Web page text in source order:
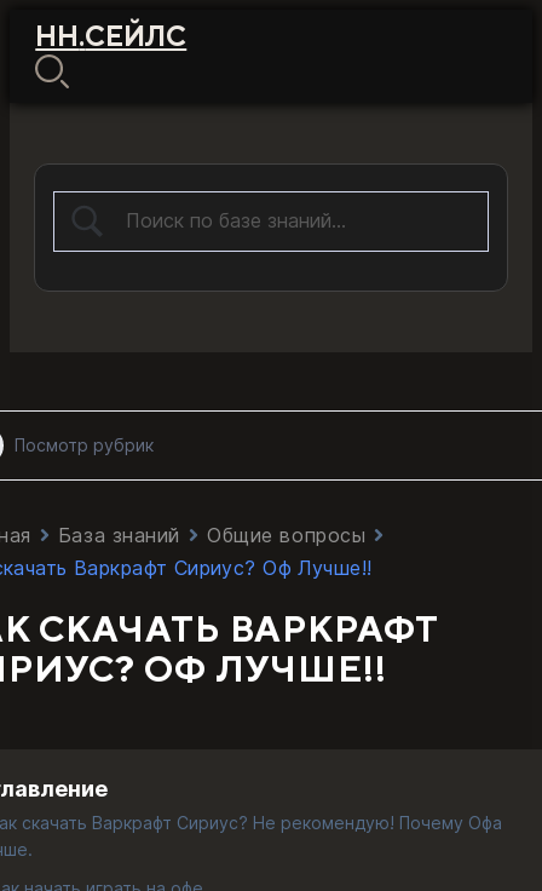
НН.СЕЙЛС
Посмотр рубрик
База знаний
Общие вопросы
Варкрафт Сириус? Оф Лучше!!
СКАЧАТЬ ВАРКРАФТ
ОФ ЛУЧШЕ!!
скачать Варкрафт Сириус? Не рекомендую! Почему Офа